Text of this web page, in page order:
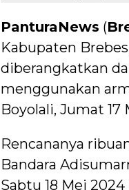
PanturaNews (
Kabupaten
diberangkatkan
menggunakan
Boyolali, Jumat 17
Rencananya
Bandara
Sabtu 18 Mei 2024